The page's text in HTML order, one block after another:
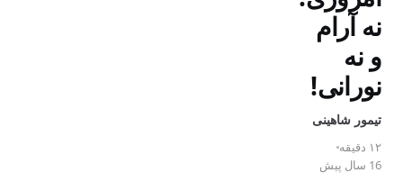
نه آرام
و نه
نورانی!
تیمور شاهینی
۱۲ دقیقه
16 سال پیش